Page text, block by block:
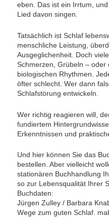
eben. Das ist ein Irrtum,
Lied davon singen.
Tatsächlich ist Schlaf
menschliche Leistung,
Ausgeglichenheit. Doch
Schmerzen, Grübeln – oder
biologischen Rhythmen.
öfter schlecht. Wer dann
Schlafstörung entwickeln.
Wer richtig reagieren will,
fundiertem
Erkenntnissen und
Und hier können Sie das
bestellen. Aber vielleicht
stationären Buchhandlung
so zur Lebensqualität Ihrer
Buchdaten:
Jürgen Zulley / Barbara
Wege zum guten Schlaf.